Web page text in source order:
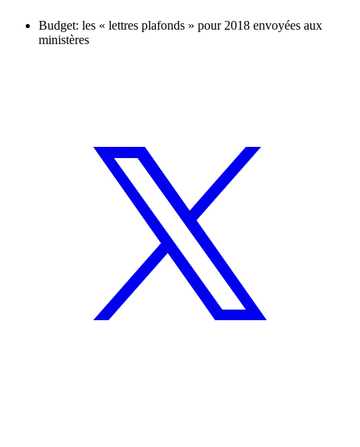
Budget: les « lettres plafonds » pour 2018 envoyées aux
ministères